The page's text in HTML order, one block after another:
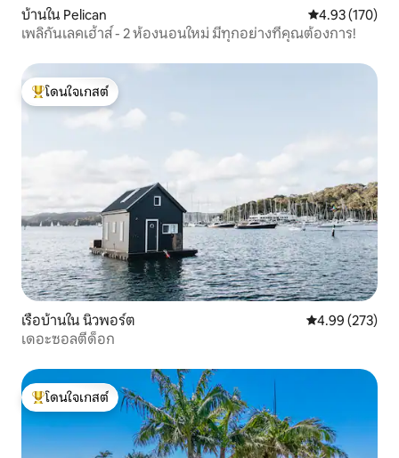
บ้านใน Pelican คะแนนเฉลี่ย
4.93 (170)
เพลิกันเลคเฮ้าส์ - 2 ห้องนอนใหม่ มีทุกอย่างที่คุณต้องการ!
โดนใจเกสต์ที่สุด
โดนใจเกสต์
เรือบ้านใน นิวพอร์ต คะแนนเฉลี่ย
4.99 (273)
เดอะซอลตี้ด็อก
โดนใจเกสต์ที่สุด
โดนใจเกสต์